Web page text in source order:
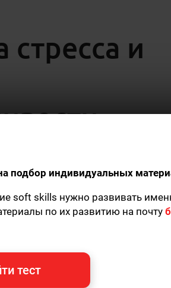
и
подбор индивидуальных
soft skills нужно развивать
по их развитию на почту
тест